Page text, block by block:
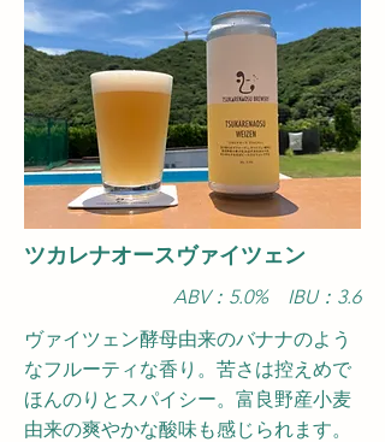
​ツカレナオースヴァイツェン
ABV：5.0​% IBU：3.6
ヴァイツェン酵母由来のバナナのよう
なフルーティな香り。苦さは控えめで
ほんのりとスパイシー。富良野産小麦
由来の爽やかな酸味も感じられます。